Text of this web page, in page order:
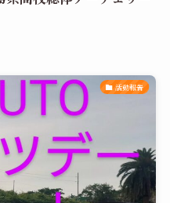
活動報告